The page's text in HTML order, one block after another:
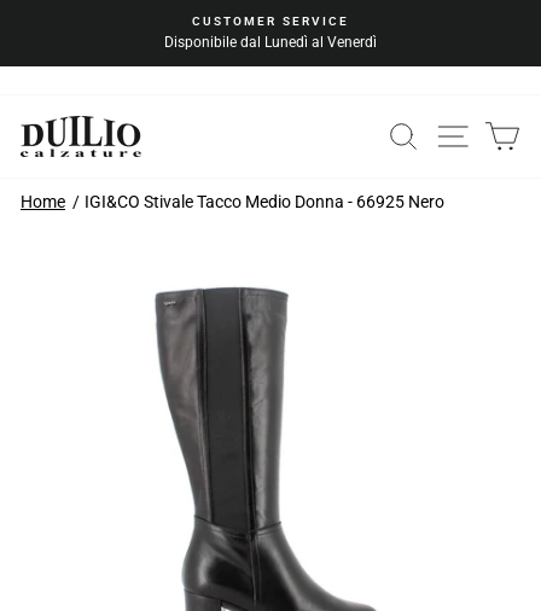
contenuto
Metti
CUSTOMER SERVICE
Disponibile dal Lunedì al Venerdì
CERCA
Home IGI&CO Stivale Tacco Medio Donna - 66925 Nero